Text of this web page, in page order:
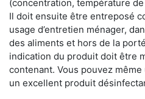
(concentration, température
Il doit ensuite être entreposé
usage d’entretien ménager,
des aliments et hors de la
indication du produit doit être
contenant. Vous pouvez
un excellent produit